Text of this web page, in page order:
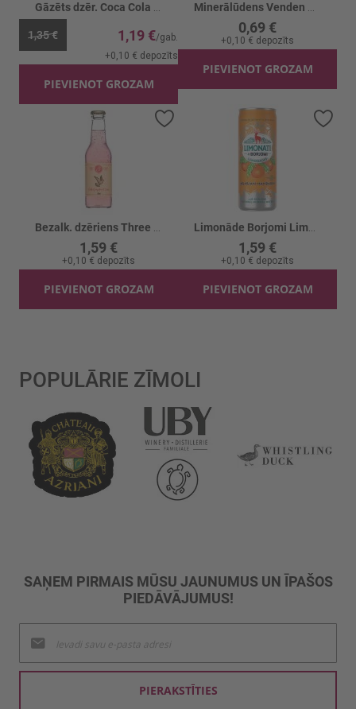
1,35 € 1,19 €
+0,10 € depozīts
PIEVIENOT GROZAM
0,69 €
+0,10 € depozīts
PIEVIENOT GROZAM
1,59 €
+0,10 € depozīts
PIEVIENOT GROZAM
Pievienot vēlmju sarakstam
1,59 €
+0,10 € depozīts
PIEVIENOT GROZAM
POPULĀRIE ZĪMOLI
SAŅEM PIRMAIS MŪSU JAUNUMUS UN ĪPAŠOS
PIEDĀVĀJUMUS!
jaunumu
saņemšanai:
PIERAKSTĪTIES